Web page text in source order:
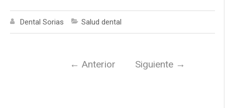
Dental Sorias Salud dental
← Anterior Siguiente →